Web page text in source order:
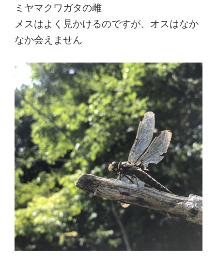
ミヤマクワガタの雌
メスはよく見かけるのですが、オスはなか
なか会えません